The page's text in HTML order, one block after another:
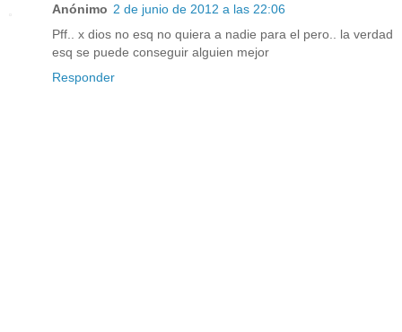
Anónimo 2 de junio de 2012 a las 22:06
Pff.. x dios no esq no quiera a nadie para el pero.. la verdad
esq se puede conseguir alguien mejor
Responder